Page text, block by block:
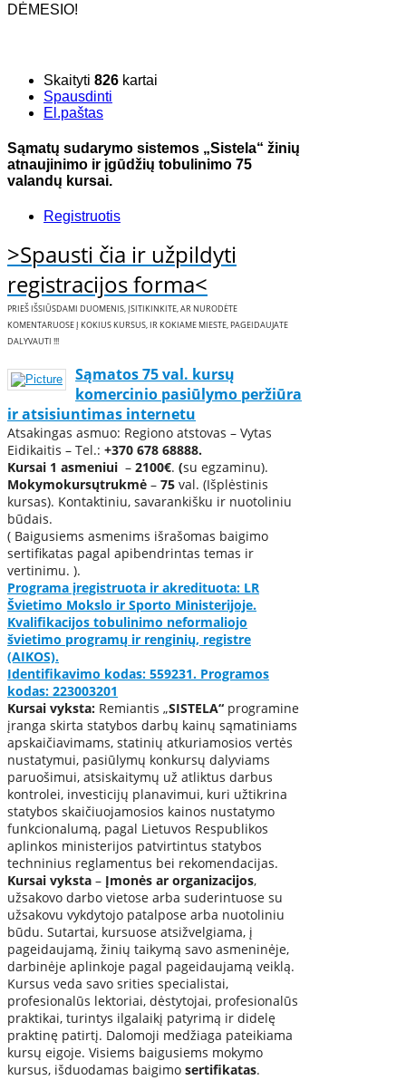
DĖMESIO!
Skaityti 826 kartai
Spausdinti
El.paštas
Sąmatų sudarymo sistemos „Sistela“ žinių
atnaujinimo ir įgūdžių tobulinimo 75
valandų kursai.
Registruotis
>Spausti čia ir užpildyti
registracijos forma<
PRIEŠ IŠSIŪSDAMI DUOMENIS, ĮSITIKINKITE, AR NURODĖTE
KOMENTARUOSE Į KOKIUS KURSUS, IR KOKIAME MIESTE, PAGEIDAUJATE
DALYVAUTI !!!
Sąmatos 75 val. kursų
komercinio pasiūlymo peržiūra
ir atsisiuntimas internetu
Atsakingas asmuo: Regiono atstovas – Vytas
Eidikaitis – Tel.: +370 678 68888.
Kursai 1 asmeniui – 2100€. (su egzaminu).
Mokymokursųtrukmė – 75 val. (Išplėstinis
kursas). Kontaktiniu, savarankišku ir nuotoliniu
būdais.
( Baigusiems asmenims išrašomas baigimo
sertifikatas pagal apibendrintas temas ir
vertinimu. ).
Programa įregistruota ir akredituota: LR
Švietimo Mokslo ir Sporto Ministerijoje.
Kvalifikacijos tobulinimo neformaliojo
švietimo programų ir renginių, registre
(AIKOS).
Identifikavimo kodas: 559231. Programos
kodas: 223003201
Kursai vyksta: Remiantis „SISTELA“ programine
įranga skirta statybos darbų kainų sąmatiniams
apskaičiavimams, statinių atkuriamosios vertės
nustatymui, pasiūlymų konkursų dalyviams
paruošimui, atsiskaitymų už atliktus darbus
kontrolei, investicijų planavimui, kuri užtikrina
statybos skaičiuojamosios kainos nustatymo
funkcionalumą, pagal Lietuvos Respublikos
aplinkos ministerijos patvirtintus statybos
techninius reglamentus bei rekomendacijas.
Kursai vyksta – Įmonės ar organizacijos,
užsakovo darbo vietose arba suderintuose su
užsakovu vykdytojo patalpose arba nuotoliniu
būdu. Sutartai, kursuose atsižvelgiama, į
pageidaujamą, žinių taikymą savo asmeninėje,
darbinėje aplinkoje pagal pageidaujamą veiklą.
Kursus veda savo srities specialistai,
profesionalūs lektoriai, dėstytojai, profesionalūs
praktikai, turintys ilgalaikį patyrimą ir didelę
praktinę patirtį. Dalomoji medžiaga pateikiama
kursų eigoje. Visiems baigusiems mokymo
kursus, išduodamas baigimo sertifikatas.